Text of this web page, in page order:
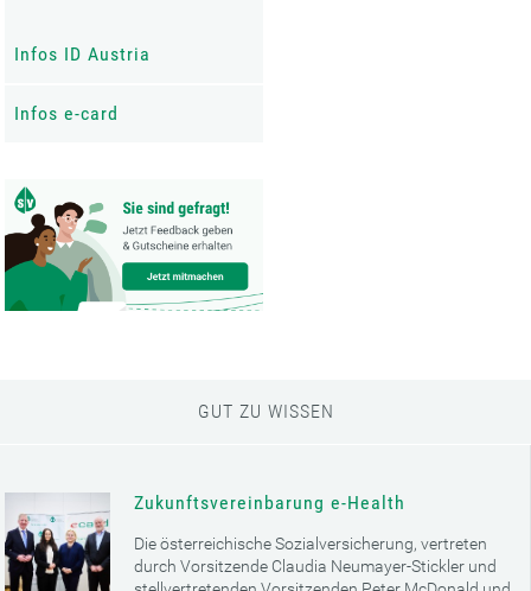
Infos ID Austria
Infos e-card
GUT ZU WISSEN
Zukunftsvereinbarung e-Health
Die österreichische Sozialversicherung, vertreten
durch Vorsitzende Claudia Neumayer-Stickler und